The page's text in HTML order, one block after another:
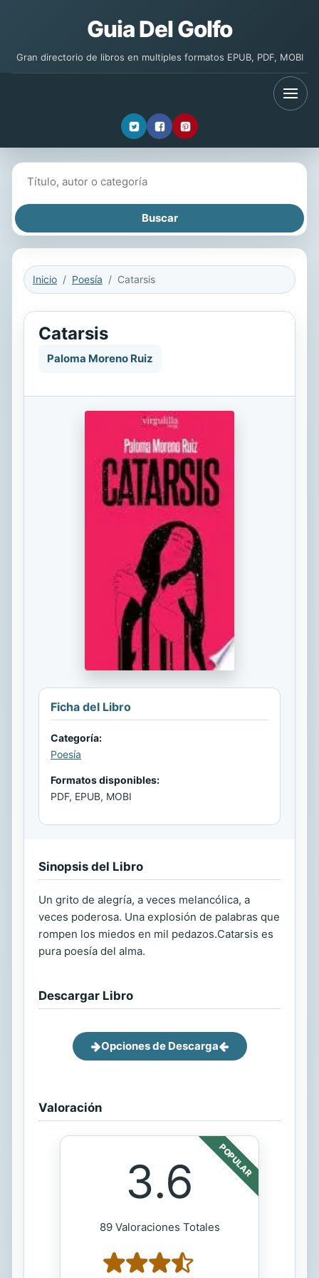
Guia Del Golfo
Gran directorio de libros en multiples formatos EPUB, PDF, MOBI
Inicio Poesía Catarsis
Catarsis
Paloma Moreno Ruiz
Ficha del Libro
Categoría:
Poesía
Formatos disponibles:
PDF, EPUB, MOBI
Sinopsis del Libro
Un grito de alegría, a veces melancólica, a
veces poderosa. Una explosión de palabras que
rompen los miedos en mil pedazos.Catarsis es
pura poesía del alma.
Descargar Libro
Opciones de Descarga
Valoración
POPULAR
3.6
89 Valoraciones Totales